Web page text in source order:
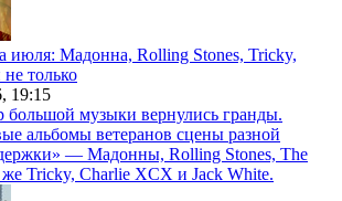
июля: Мадонна, Rolling Stones, Tricky,
только
19:15
музыки вернулись гранды.
альбомы ветеранов сцены разной
— Мадонны, Rolling Stones, The
же Tricky, Charlie XCX и Jack White.